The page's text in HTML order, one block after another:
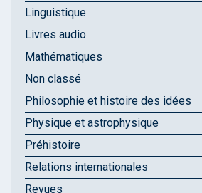
Linguistique
Livres audio
Mathématiques
Non classé
Philosophie et histoire des idées
Physique et astrophysique
Préhistoire
Relations internationales
Revues